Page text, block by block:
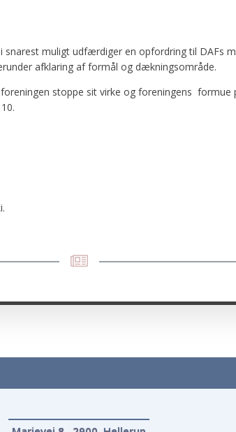
snarest muligt udfærdiger en opfordring til DAFs
afklaring af formål og dækningsområde.
stoppe sit virke og foreningens formue